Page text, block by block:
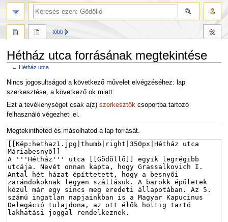
Hétház utca forrásának megtekintése
←Hétház utca
Ugrás
a
navigációhoz
Ugrás
a
kereséshez
Nincs jogosultságod a következő művelet elvégzéséhez: lap
szerkesztése, a következő ok miatt:
Ezt a tevékenységet csak a(z) szerkesztőkcsoportba tartozó
felhasználó végezheti el.
Megtekintheted és másolhatod a lap forrását.
több